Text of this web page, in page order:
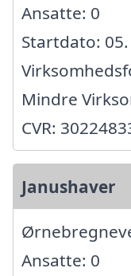
Ansatte: 0
Startdato:
Mindre
CVR:
Janushaver
Ansatte: 0